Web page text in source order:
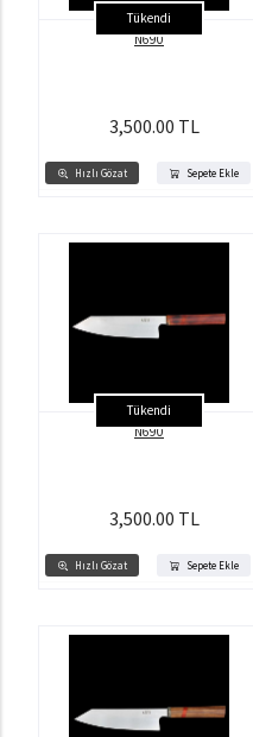
Tükendi
Hızlı Gözat Sepete Ekle
N690
3,500.00 TL
Tükendi
Hızlı Gözat Sepete Ekle
N690
3,500.00 TL